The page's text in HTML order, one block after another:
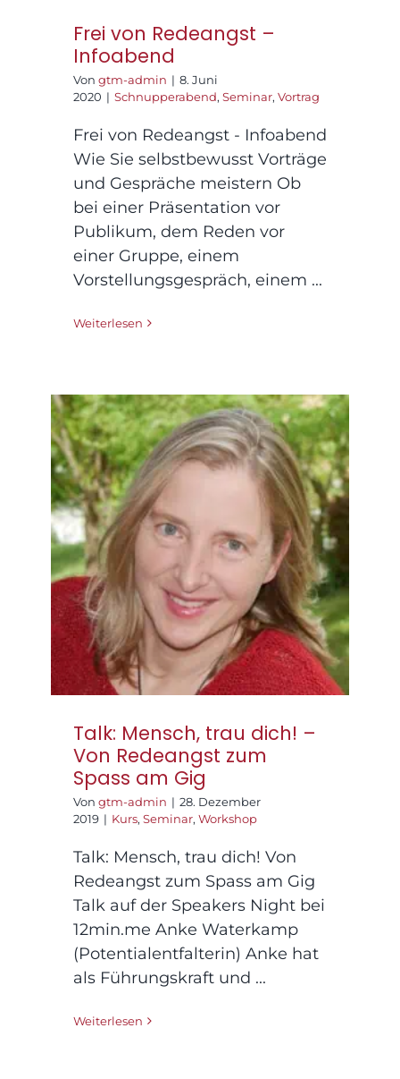
Frei von Redeangst –
Infoabend
Von gtm-admin | 8. Juni
2020 | Schnupperabend, Seminar, Vortrag
Frei von Redeangst - Infoabend
Wie Sie selbstbewusst Vorträge
und Gespräche meistern Ob
bei einer Präsentation vor
Publikum, dem Reden vor
einer Gruppe, einem
Vorstellungsgespräch, einem ...
Weiterlesen
Talk: Mensch, trau
dich! – Von Redeangst
zum Spass am Gig
Talk: Mensch, trau dich! –
Von Redeangst zum
Spass am Gig
Von gtm-admin | 28. Dezember
2019 | Kurs, Seminar, Workshop
Talk: Mensch, trau dich! Von
Redeangst zum Spass am Gig
Talk auf der Speakers Night bei
12min.me Anke Waterkamp
(Potentialentfalterin) Anke hat
als Führungskraft und ...
Weiterlesen